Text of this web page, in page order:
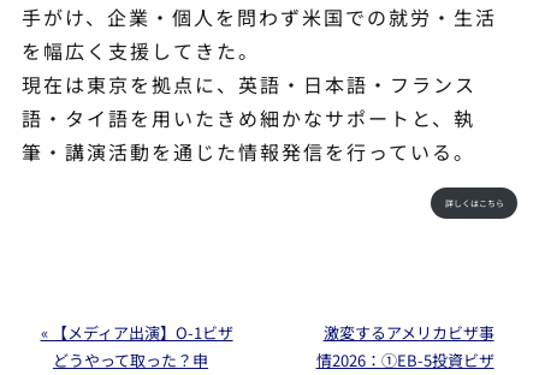
手がけ、企業・個人を問わず米国での就労・生活
を幅広く支援してきた。
現在は東京を拠点に、英語・日本語・フランス
語・タイ語を用いたきめ細かなサポートと、執
筆・講演活動を通じた情報発信を行っている。
詳しくはこちら
« 【メディア出演】O-1ビザ
どうやって取った？申
激変するアメリカビザ事
情2026：①EB-5投資ビザ